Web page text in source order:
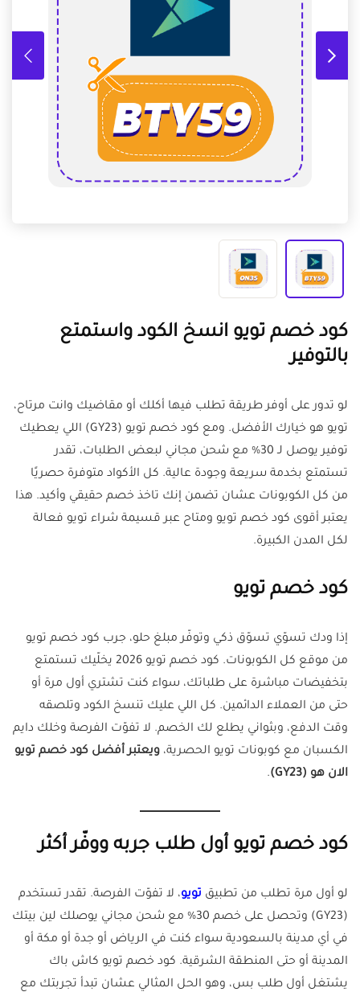
كود خصم تويو انسخ الكود واستمتع
بالتوفير
لو تدور على أوفر طريقة تطلب فيها أكلك أو مقاضيك وانت مرتاح،
تويو هو خيارك الأفضل. ومع كود خصم تويو (GY23) اللي يعطيك
توفير يوصل لـ 30% مع شحن مجاني لبعض الطلبات، تقدر
تستمتع بخدمة سريعة وجودة عالية. كل الأكواد متوفرة حصريًا
من كل الكوبونات عشان تضمن إنك تاخذ خصم حقيقي وأكيد. هذا
يعتبر أقوى كود خصم تويو ومتاح عبر قسيمة شراء تويو فعالة
لكل المدن الكبيرة.
كود خصم تويو
إذا ودك تسوّي تسوّق ذكي وتوفّر مبلغ حلو، جرب كود خصم تويو
من موقع كل الكوبونات. كود خصم تويو 2026 يخلّيك تستمتع
بتخفيضات مباشرة على طلباتك، سواء كنت تشتري أول مرة أو
حتى من العملاء الدائمين. كل اللي عليك تنسخ الكود وتلصقه
وقت الدفع، وبثواني يطلع لك الخصم. لا تفوّت الفرصة وخلك دايم
الكسبان مع كوبونات تويو الحصرية، ويعتبر أفضل كود خصم تويو
الان هو (GY23)
.
كود خصم تويو أول طلب جربه ووفّر أكثر
لو أول مرة تطلب من تطبيق تويو، لا تفوّت الفرصة. تقدر تستخدم
(GY23) وتحصل على خصم 30% مع شحن مجاني يوصلك لين بيتك
في أي مدينة بالسعودية سواء كنت في الرياض أو جدة أو مكة أو
المدينة أو حتى المنطقة الشرقية. كود خصم تويو كاش باك
يشتغل أول طلب بس، وهو الحل المثالي عشان تبدأ تجربتك مع